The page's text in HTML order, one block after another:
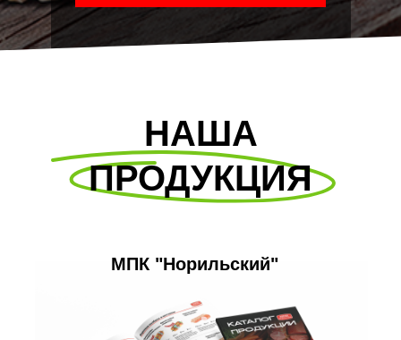
НАША
ПРОДУКЦИЯ
МПК "Норильский"